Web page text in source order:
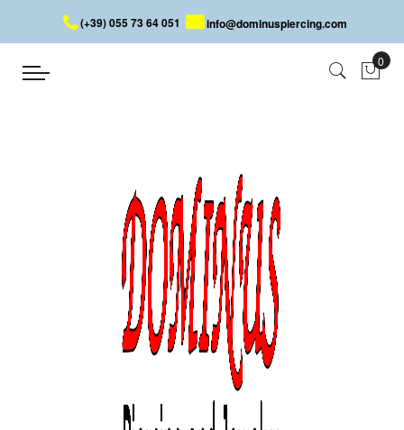
(+39) 055 73 64 051 info@dominuspiercing.com
SMILE CLICKER
SMILE CLICKER